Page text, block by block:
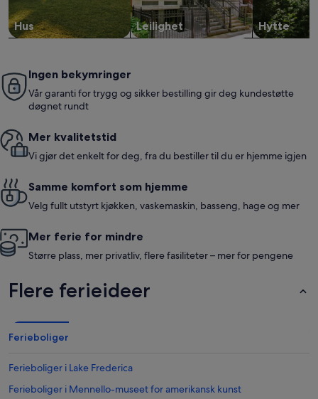
Hus Leilighet Hytte
Ingen bekymringer
Vår garanti for trygg og sikker bestilling gir deg kundestøtte
døgnet rundt
Mer kvalitetstid
Vi gjør det enkelt for deg, fra du bestiller til du er hjemme igjen
Samme komfort som hjemme
Velg fullt utstyrt kjøkken, vaskemaskin, basseng, hage og mer
Mer ferie for mindre
Større plass, mer privatliv, flere fasiliteter – mer for pengene
Flere ferieideer
Ferieboliger
Ferieboliger i Lake Frederica
Ferieboliger i Mennello-museet for amerikansk kunst